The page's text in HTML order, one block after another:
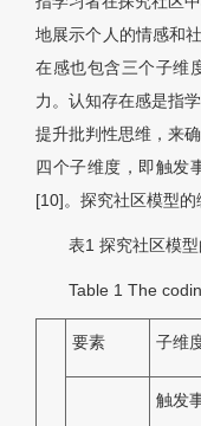
地展示个人的情感和
在感也包含三个子维
力。认知存在感是指
提升批判性思维，来
四个子维度，即触发
[10]。探究社区模型的
表1 探究社区模
Table 1 The
要素 子维
触发